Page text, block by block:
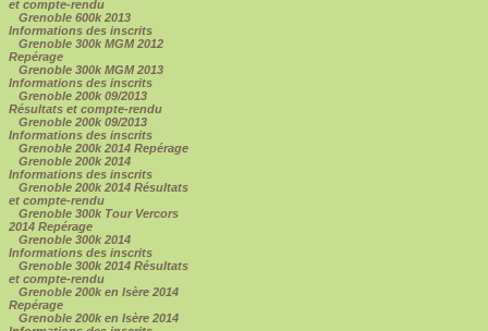
et compte-rendu
Grenoble 600k 2013
Informations des inscrits
Grenoble 300k MGM 2012
Repérage
Grenoble 300k MGM 2013
Informations des inscrits
Grenoble 200k 09/2013
Résultats et compte-rendu
Grenoble 200k 09/2013
Informations des inscrits
Grenoble 200k 2014 Repérage
Grenoble 200k 2014
Informations des inscrits
Grenoble 200k 2014 Résultats
et compte-rendu
Grenoble 300k Tour Vercors
2014 Repérage
Grenoble 300k 2014
Informations des inscrits
Grenoble 300k 2014 Résultats
et compte-rendu
Grenoble 200k en Isère 2014
Repérage
Grenoble 200k en Isère 2014